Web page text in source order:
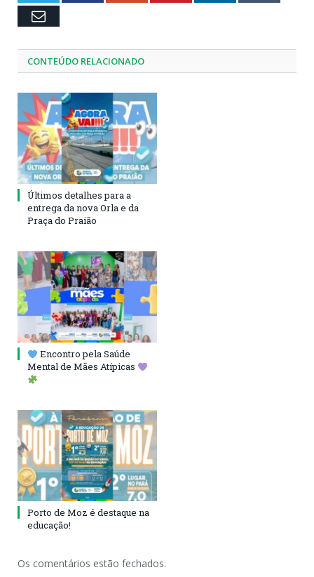
Email
CONTEÚDO RELACIONADO
Últimos detalhes para a
entrega da nova Orla e da
Praça do Praião
Encontro pela Saúde
Mental de Mães Atípicas
Porto de Moz é destaque na
educação!
Os comentários estão fechados.